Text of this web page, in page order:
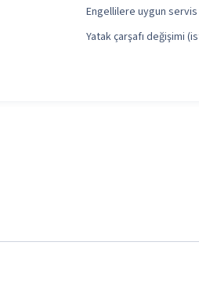
Engellilere uygun
Yatak çarşafı değişimi